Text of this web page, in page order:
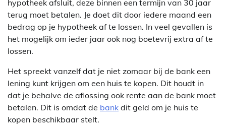
hypotheek afsluit, deze binnen een termijn van 30 jaar
terug moet betalen. Je doet dit door iedere maand een
bedrag op je hypotheek af te lossen. In veel gevallen is
het mogelijk om ieder jaar ook nog boetevrij extra af te
lossen.
Het spreekt vanzelf dat je niet zomaar bij de bank een
lening kunt krijgen om een huis te kopen. Dit houdt in
dat je behalve de aflossing ook rente aan de bank moet
betalen. Dit is omdat de bank dit geld om je huis te
kopen beschikbaar stelt.